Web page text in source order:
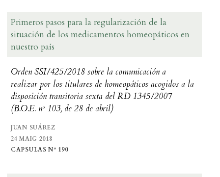
Primeros pasos para la regularización de la
situación de los medicamentos homeopáticos en
nuestro país
Orden SSI/425/2018 sobre la comunicación a
realizar por los titulares de homeopáticos acogidos a la
disposición transitoria sexta del RD 1345/2007
(B.O.E. nº 103, de 28 de abril)
JUAN SUÁREZ
24 MAIG 2018
CAPSULAS Nº 190